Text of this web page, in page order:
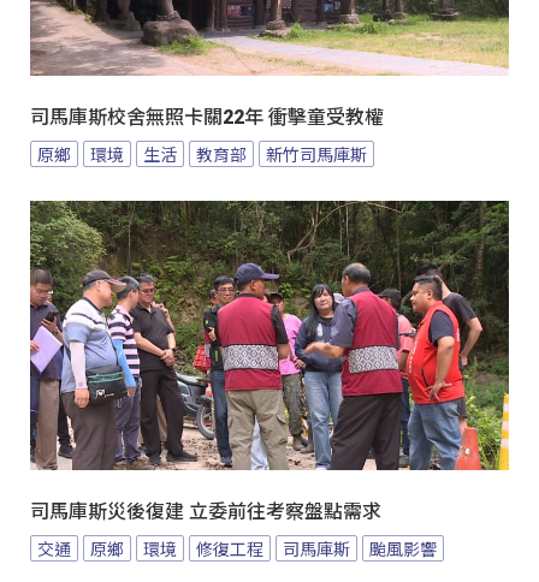
司馬庫斯校舍無照卡關22年 衝擊童受教權
原鄉 環境 生活 教育部 新竹司馬庫斯
司馬庫斯災後復建 立委前往考察盤點需求
交通 原鄉 環境 修復工程 司馬庫斯 颱風影響